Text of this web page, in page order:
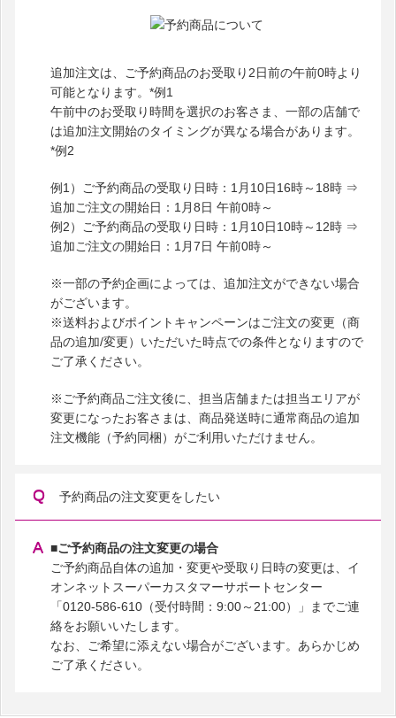
追加注文は、ご予約商品のお受取り2日前の午前0時より
可能となります。*例1
午前中のお受取り時間を選択のお客さま、一部の店舗で
は追加注文開始のタイミングが異なる場合があります。
*例2
例1）ご予約商品の受取り日時：1月10日16時～18時 ⇒
追加ご注文の開始日：1月8日 午前0時～
例2）ご予約商品の受取り日時：1月10日10時～12時 ⇒
追加ご注文の開始日：1月7日 午前0時～
※一部の予約企画によっては、追加注文ができない場合
がございます。
※送料およびポイントキャンペーンはご注文の変更（商
品の追加/変更）いただいた時点での条件となりますので
ご了承ください。
※ご予約商品ご注文後に、担当店舗または担当エリアが
変更になったお客さまは、商品発送時に通常商品の追加
注文機能（予約同梱）がご利用いただけません。
予約商品の注文変更をしたい
■ご予約商品の注文変更の場合
ご予約商品自体の追加・変更や受取り日時の変更は、イ
オンネットスーパーカスタマーサポートセンター
「0120-586-610（受付時間：9:00～21:00）」までご連
絡をお願いいたします。
なお、ご希望に添えない場合がございます。あらかじめ
ご了承ください。